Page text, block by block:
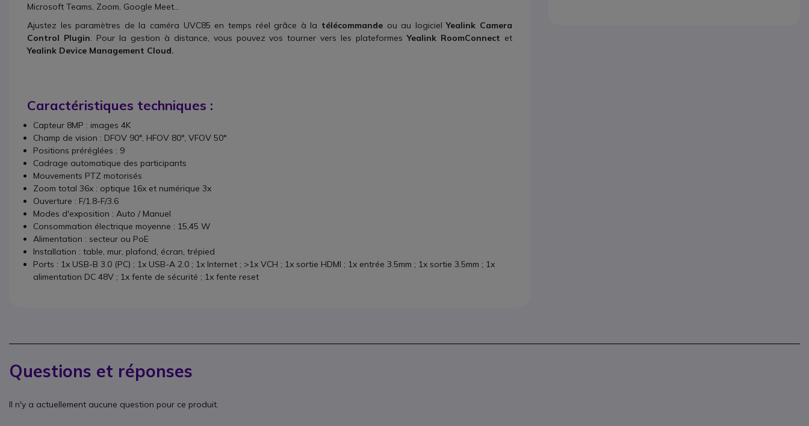
Microsoft Teams, Zoom, Google Meet...
Ajustez les paramètres de la caméra UVC85 en temps réel grâce à la télécommandeou au logicielYealink Camera
Control Plugin . Pour la gestion à distance, vous pouvez vos tourner vers les plateformesYealink RoomConnect et
Yealink Device Management Cloud.
Caractéristiques techniques :
Capteur 8MP : images 4K
Champ de vision : DFOV 90°, HFOV 80°, VFOV 50°
Positions préréglées : 9
Cadrage automatique des participants
Mouvements PTZ motorisés
Zoom total 36x : optique 16x et numérique 3x
Ouverture : F/1.8-F/3.6
Modes d'exposition : Auto / Manuel
Consommation électrique moyenne : 15,45 W
Alimentation : secteur ou PoE
Installation : table, mur, plafond, écran, trépied
Ports : 1x USB-B 3.0 (PC) ; 1x USB-A 2.0 ; 1x Internet ; >1x VCH ; 1x sortie HDMI ; 1x entrée 3.5mm ; 1x sortie 3.5mm ; 1x
alimentation DC 48V ; 1x fente de sécurité ; 1x fente reset
Questions et réponses
Il n'y a actuellement aucune question pour ce produit.